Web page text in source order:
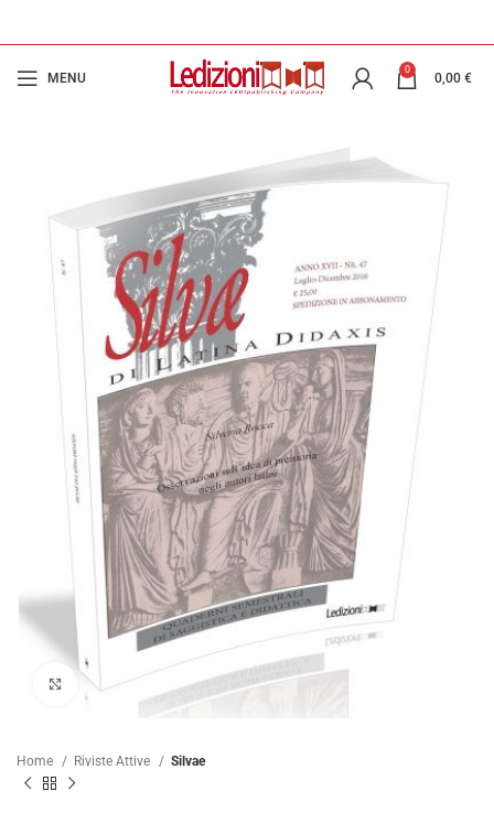
MENU
0
0,00 €
Click to enlarge
Home Riviste Attive Silvae